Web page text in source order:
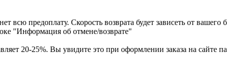
предоплату. Скорость возврата будет зависеть от вашего
"Информация об отмене/возврате"
20-25%. Вы увидите это при оформлении заказа на сайте